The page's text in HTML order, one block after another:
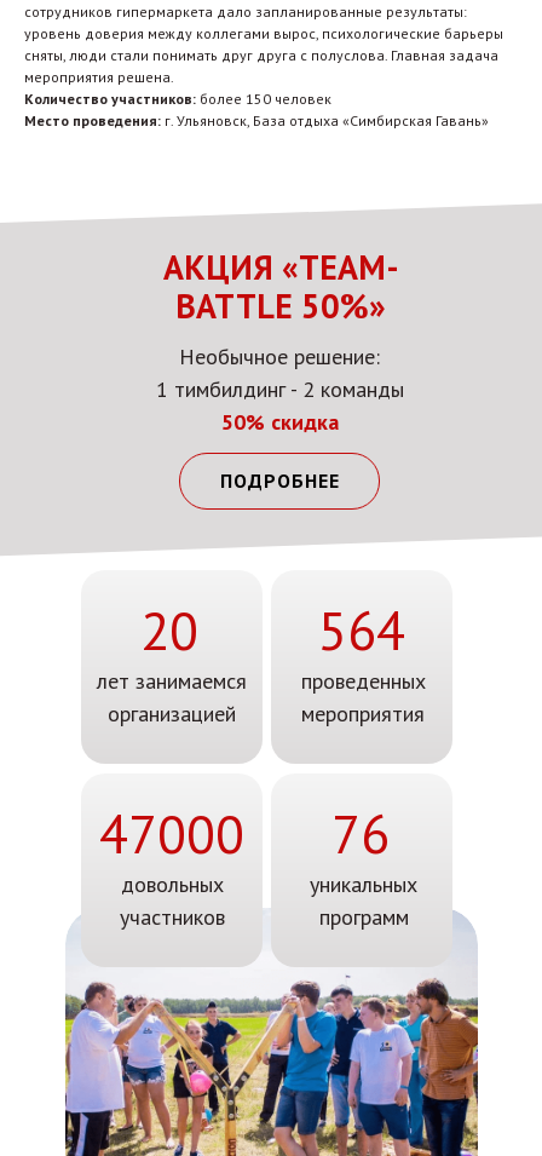
сотрудников гипермаркета дало запланированные результаты:
уровень доверия между коллегами вырос, психологические барьеры
сняты, люди стали понимать друг друга с полуслова. Главная задача
мероприятия решена.
Количество участников: более 150 человек
Место проведения: г. Ульяновск, База отдыха «Симбирская Гавань»
АКЦИЯ «TEAM-
BATTLE 50%»
Необычное решение:
1 тимбилдинг - 2 команды
50% скидка
ПОДРОБНЕЕ
20
лет занимаемся
организацией
564
проведенных
мероприятия
47000
довольных
участников
76
уникальных
программ